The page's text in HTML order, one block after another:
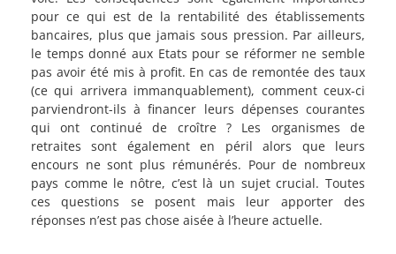
pour ce qui est de la rentabilité des établissements
bancaires, plus que jamais sous pression. Par ailleurs,
le temps donné aux Etats pour se réformer ne semble
pas avoir été mis à profit. En cas de remontée des taux
(ce qui arrivera immanquablement), comment ceux-ci
parviendront-ils à financer leurs dépenses courantes
qui ont continué de croître ? Les organismes de
retraites sont également en péril alors que leurs
encours ne sont plus rémunérés. Pour de nombreux
pays comme le nôtre, c’est là un sujet crucial. Toutes
ces questions se posent mais leur apporter des
réponses n’est pas chose aisée à l’heure actuelle.